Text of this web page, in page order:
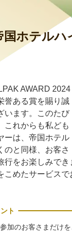
国ホテルハ
AWARD 2024
誉ある賞を賜り誠
います。このたび
これからも私ども
ーは、帝国ホテル
のと同様、お客さ
行をお楽しみで
こめたサービスで
ト
加のお客さまだけを